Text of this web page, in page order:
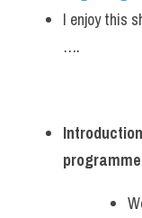
I enjoy this
….